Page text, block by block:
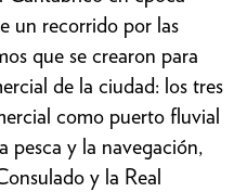
un recorrido por las
que se crearon para
de la ciudad: los tres
como puerto fluvial
pesca y la navegación,
y la Real